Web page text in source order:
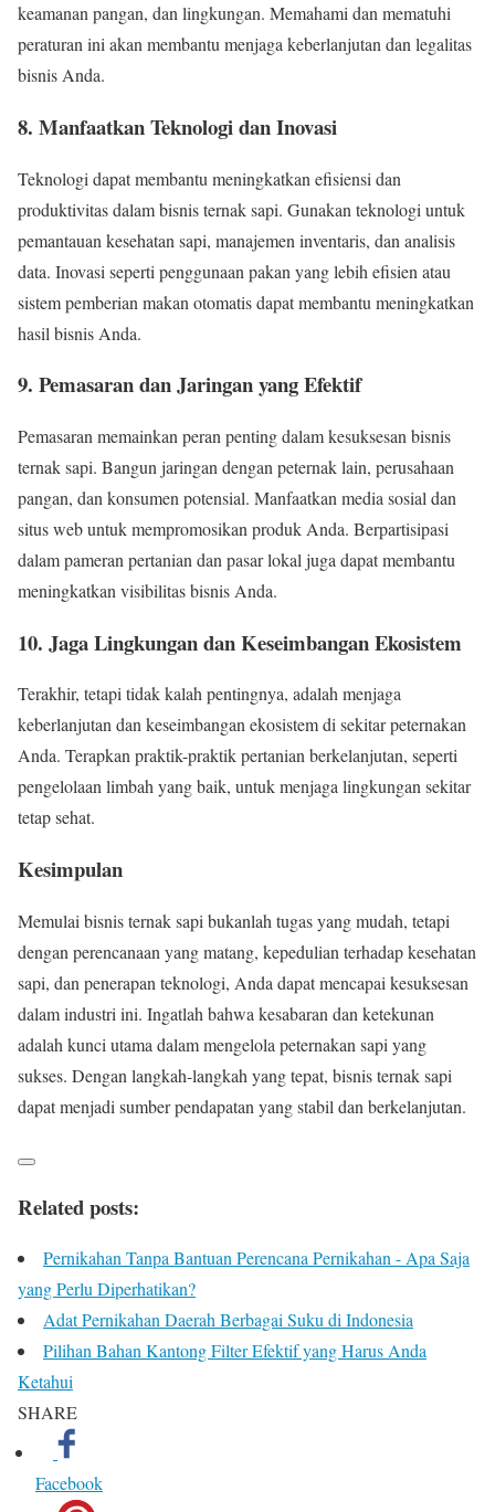
keamanan pangan, dan lingkungan. Memahami dan mematuhi
peraturan ini akan membantu menjaga keberlanjutan dan legalitas
bisnis Anda.
8. Manfaatkan Teknologi dan Inovasi
Teknologi dapat membantu meningkatkan efisiensi dan
produktivitas dalam bisnis ternak sapi. Gunakan teknologi untuk
pemantauan kesehatan sapi, manajemen inventaris, dan analisis
data. Inovasi seperti penggunaan pakan yang lebih efisien atau
sistem pemberian makan otomatis dapat membantu meningkatkan
hasil bisnis Anda.
9. Pemasaran dan Jaringan yang Efektif
Pemasaran memainkan peran penting dalam kesuksesan bisnis
ternak sapi. Bangun jaringan dengan peternak lain, perusahaan
pangan, dan konsumen potensial. Manfaatkan media sosial dan
situs web untuk mempromosikan produk Anda. Berpartisipasi
dalam pameran pertanian dan pasar lokal juga dapat membantu
meningkatkan visibilitas bisnis Anda.
10. Jaga Lingkungan dan Keseimbangan Ekosistem
Terakhir, tetapi tidak kalah pentingnya, adalah menjaga
keberlanjutan dan keseimbangan ekosistem di sekitar peternakan
Anda. Terapkan praktik-praktik pertanian berkelanjutan, seperti
pengelolaan limbah yang baik, untuk menjaga lingkungan sekitar
tetap sehat.
Kesimpulan
Memulai bisnis ternak sapi bukanlah tugas yang mudah, tetapi
dengan perencanaan yang matang, kepedulian terhadap kesehatan
sapi, dan penerapan teknologi, Anda dapat mencapai kesuksesan
dalam industri ini. Ingatlah bahwa kesabaran dan ketekunan
adalah kunci utama dalam mengelola peternakan sapi yang
sukses. Dengan langkah-langkah yang tepat, bisnis ternak sapi
dapat menjadi sumber pendapatan yang stabil dan berkelanjutan.
Related posts:
Pernikahan Tanpa Bantuan Perencana Pernikahan - Apa Saja
yang Perlu Diperhatikan?
Adat Pernikahan Daerah Berbagai Suku di Indonesia
Pilihan Bahan Kantong Filter Efektif yang Harus Anda
Ketahui
SHARE
Facebook